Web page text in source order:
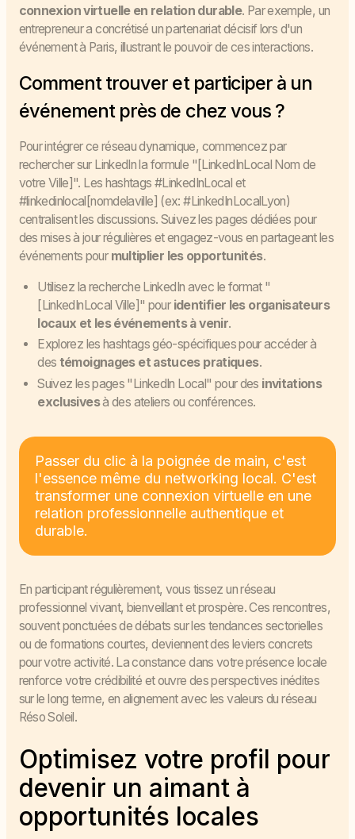
connexion virtuelle en relation durable. Par exemple, un
entrepreneur a concrétisé un partenariat décisif lors d'un
événement à Paris, illustrant le pouvoir de ces interactions.
Comment trouver et participer à un
événement près de chez vous ?
Pour intégrer ce réseau dynamique, commencez par
rechercher sur LinkedIn la formule "[LinkedInLocal Nom de
votre Ville]". Les hashtags #LinkedInLocal et
#linkedinlocal[nomdelaville] (ex: #LinkedInLocalLyon)
centralisent les discussions. Suivez les pages dédiées pour
des mises à jour régulières et engagez-vous en partageant les
événements pour multiplier les opportunités.
Utilisez la recherche LinkedIn avec le format "
[LinkedInLocal Ville]" pour identifier les organisateurs
locaux et les événements à venir.
Explorez les hashtags géo-spécifiques pour accéder à
des témoignages et astuces pratiques.
Suivez les pages "LinkedIn Local" pour des invitations
exclusivesà des ateliers ou conférences.
Passer du clic à la poignée de main, c'est
l'essence même du networking local. C'est
transformer une connexion virtuelle en une
relation professionnelle authentique et
durable.
En participant régulièrement, vous tissez un réseau
professionnel vivant, bienveillant et prospère. Ces rencontres,
souvent ponctuées de débats sur les tendances sectorielles
ou de formations courtes, deviennent des leviers concrets
pour votre activité. La constance dans votre présence locale
renforce votre crédibilité et ouvre des perspectives inédites
sur le long terme, en alignement avec les valeurs du réseau
Réso Soleil.
Optimisez votre profil pour
devenir un aimant à
opportunités locales